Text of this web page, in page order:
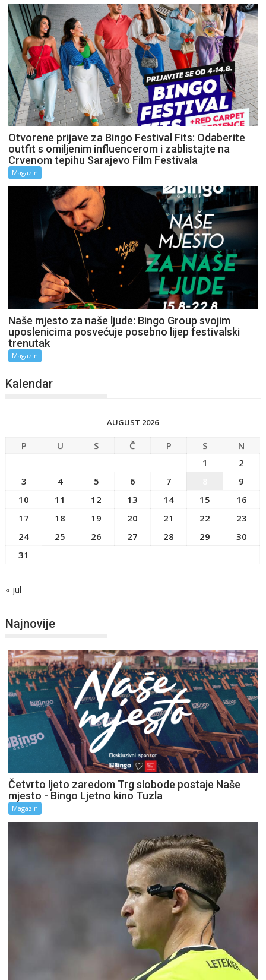
Otvorene prijave za Bingo Festival Fits: Odaberite
outfit s omiljenim influencerom i zablistajte na
Crvenom tepihu Sarajevo Film Festivala
Magazin
Naše mjesto za naše ljude: Bingo Group svojim
uposlenicima posvećuje posebno lijep festivalski
trenutak
Magazin
Kalendar
AUGUST 2026
P U S Č P S
N
1
2
3
4 5 6 7
9
10
11 12 13 14 15
16
17
18 19 20 21 22
23
24
25 26 27 28 29
30
31
« jul
Najnovije
Četvrto ljeto zaredom Trg slobode postaje Naše
mjesto - Bingo Ljetno kino Tuzla
Magazin